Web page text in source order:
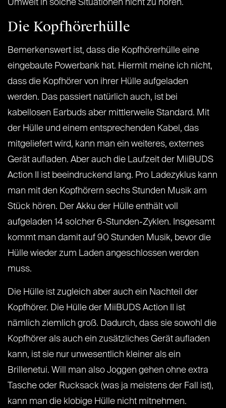
Umwelt in solche Situationen nicht zu hören.
Die Kopfhörerhülle
Bemerkenswert ist, dass die Kopfhörerhülle eine
eingebaute Powerbank hat. Hiermit meine ich nicht,
dass die Kopfhörer von ihrer Hülle aufgeladen
werden. Das passiert natürlich auch, ist bei
kabellosen Earbuds aber mittlerweile Standard. Mit
der Hülle und einem entsprechenden Kabel, das
mitgeliefert wird, kann man ein weiteres, externes
Gerät aufladen. Aber auch die Laufzeit der MiiBUDS
Action II ist beeindruckend lang. Pro Ladezyklus kann
man mit den Kopfhörern sechs Stunden Musik am
Stück hören. Der Akku der Hülle enthält voll
aufgeladen 14 solcher 6-Stunden-Zyklen. Insgesamt
kommt man damit auf 90 Stunden Musik, bevor die
Hülle wieder zum Laden angeschlossen werden
muss.
Die Hülle ist zugleich aber auch ein Nachteil der
Kopfhörer. Die Hülle der MiiBUDS Action II ist
nämlich ziemlich groß. Dadurch, dass sie sowohl die
Kopfhörer als auch ein zusätzliches Gerät aufladen
kann, ist sie nur unwesentlich kleiner als ein
Brillenetui. Will man also Joggen gehen ohne extra
Tasche oder Rucksack (was ja meistens der Fall ist),
kann man die klobige Hülle nicht mitnehmen.